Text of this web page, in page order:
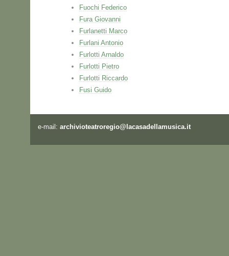
Fuochi Federico
Fura Giovanni
Furlanetti Marco
Furlani Antonio
Furlotti Arnaldo
Furlotti Pietro
Furlotti Riccardo
Fusi Guido
e-mail: archivioteatroregio@lacasadellamusica.it